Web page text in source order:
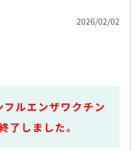
2026/02/02
ルエンザワクチン
了しました。